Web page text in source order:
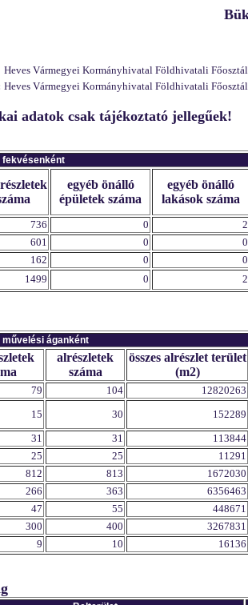
Heves Vármegyei Kormányhivatal Földhivatali
Heves Vármegyei Kormányhivatal Földhivatali
adatok csak tájékoztató jellegűek!
fekvésenként
egyéb önálló
épületek száma
egyéb önálló
lakások száma
736 0
2
601 0
0
162 0 0
1499 0 2
áganként
alrészletek
száma
összes alrészlet terület
(m2)
79 104
12820263
15 30
152289
31 31
113844
25 25
11291
812 813
1672030
266 363
6356463
47 55
448671
300 400
3267831
9 10 16136